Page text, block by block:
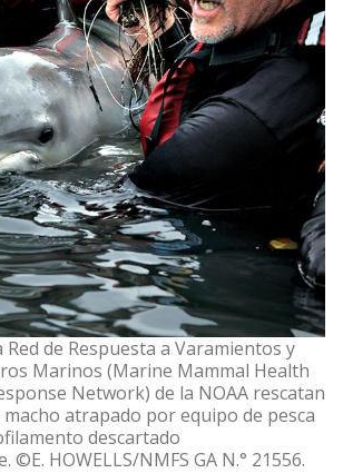
de Respuesta a Varamientos y
Marinos (Marine Mammal Health
Network) de la NOAA rescatan
atrapado por equipo de pesca
descartado
©E. HOWELLS/NMFS GA N.° 21556.